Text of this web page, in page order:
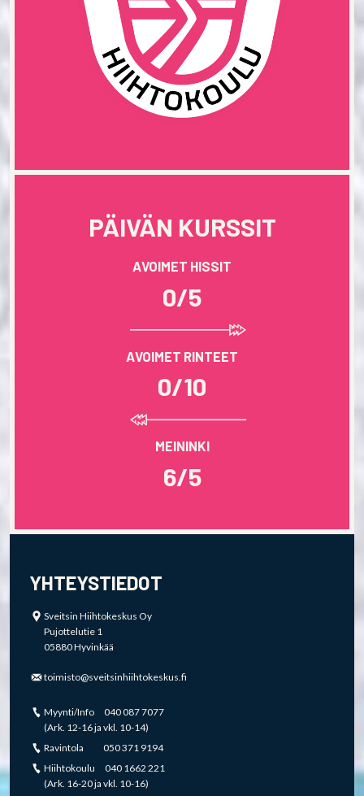
PÄIVÄN KURSSIT
AVOIMET HISSIT
0/5
AVOIMET RINTEET
0/10
MEININKI
6/5
YHTEYSTIEDOT
Sveitsin Hiihtokeskus Oy
Pujottelutie 1
05880 Hyvinkää
toimisto@sveitsinhiihtokeskus.fi
Myynti/Info 040 087 7077
(Ark. 12-16 ja vkl. 10-14)
Ravintola 050 371 9194
Hiihtokoulu 040 1662 221
(Ark. 16-20 ja vkl. 10-16)